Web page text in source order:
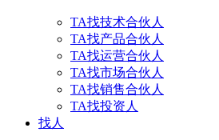
TA找技术合伙人
TA找产品合伙人
TA找运营合伙人
TA找市场合伙人
TA找销售合伙人
TA找投资人
找人